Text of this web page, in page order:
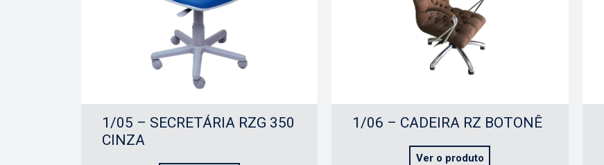
1/05 – SECRETÁRIA RZG 350
CINZA
1/06 – CADEIRA RZ BOTONÊ
Ver o produto